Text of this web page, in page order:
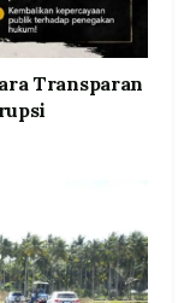
Transparan